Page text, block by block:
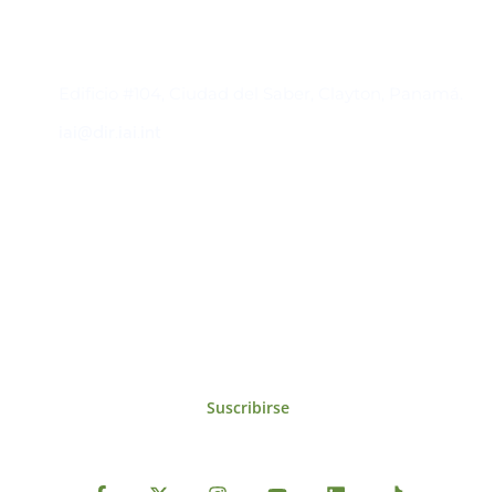
Suscribirse